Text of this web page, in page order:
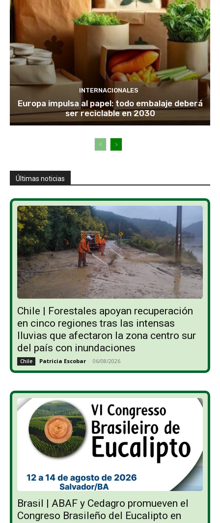
INTERNACIONALES
Europa impulsa al papel: todo embalaje deberá
ser reciclable en 2030
Últimas noticias
Chile | Forestales apoyan recuperación
en cinco regiones tras las intensas
lluvias que afectaron la zona centro sur
del país con inundaciones
Chile Patricia Escobar - 06/08/2026
Brasil | ABAF y Cedagro promueven el
Congreso Brasileño del Eucalipto en